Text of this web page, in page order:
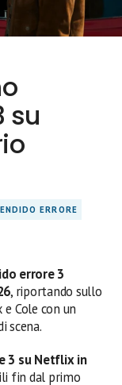
su
ERRORE
errore 3
, riportando sullo
Cole con un
scena.
3 su Netflix in
fin dal primo